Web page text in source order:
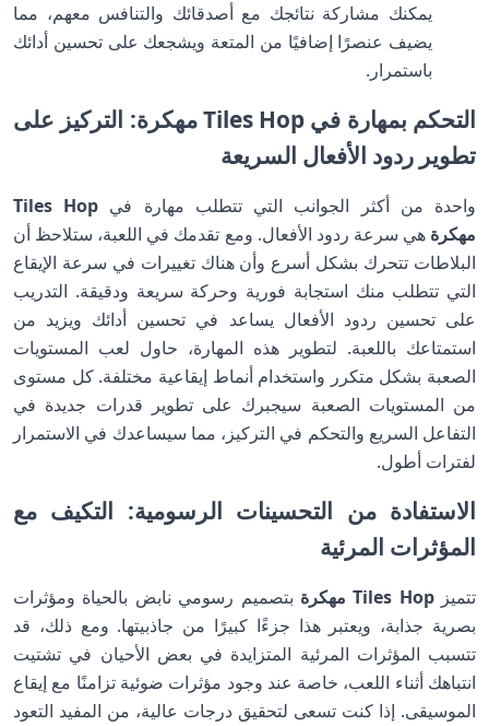
يمكنك مشاركة نتائجك مع أصدقائك والتنافس معهم، مما
يضيف عنصرًا إضافيًا من المتعة ويشجعك على تحسين أدائك
باستمرار.
التحكم بمهارة في Tiles Hop مهكرة
: التركيز على
تطوير ردود الأفعال السريعة
واحدة من أكثر الجوانب التي تتطلب مهارة في Tiles Hop
مهكرة هي سرعة ردود الأفعال. ومع تقدمك في اللعبة، ستلاحظ أن
البلاطات تتحرك بشكل أسرع وأن هناك تغييرات في سرعة الإيقاع
التي تتطلب منك استجابة فورية وحركة سريعة ودقيقة. التدريب
على تحسين ردود الأفعال يساعد في تحسين أدائك ويزيد من
استمتاعك باللعبة. لتطوير هذه المهارة، حاول لعب المستويات
الصعبة بشكل متكرر واستخدام أنماط إيقاعية مختلفة. كل مستوى
من المستويات الصعبة سيجبرك على تطوير قدرات جديدة في
التفاعل السريع والتحكم في التركيز، مما سيساعدك في الاستمرار
لفترات أطول.
الاستفادة من التحسينات الرسومية: التكيف مع
المؤثرات المرئية
تتميزTiles Hop مهكرة
بتصميم رسومي نابض بالحياة ومؤثرات
بصرية جذابة، ويعتبر هذا جزءًا كبيرًا من جاذبيتها. ومع ذلك، قد
تتسبب المؤثرات المرئية المتزايدة في بعض الأحيان في تشتيت
انتباهك أثناء اللعب، خاصة عند وجود مؤثرات ضوئية تزامنًا مع إيقاع
الموسيقى. إذا كنت تسعى لتحقيق درجات عالية، من المفيد التعود